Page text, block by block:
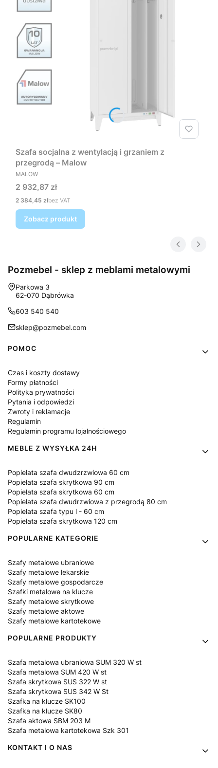
Szafa socjalna z wentylacją i grzaniem z
przegrodą – Malow
PRODUCENT
MALOW
Cena
2 932,87 zł
Cena
2 384,45 złbez VAT
Zobacz produkt
Pozmebel - sklep z meblami metalowymi
Adres:
Parkowa 3
62-070 Dąbrówka
603 540 540
sklep@pozmebel.com
Linki w stopce
POMOC
Czas i koszty dostawy
Formy płatności
Polityka prywatności
Pytania i odpowiedzi
Zwroty i reklamacje
Regulamin
Regulamin programu lojalnościowego
MEBLE Z WYSYŁKA 24H
Popielata szafa dwudzrzwiowa 60 cm
Popielata szafa skrytkowa 90 cm
Popielata szafa skrytkowa 60 cm
Popielata szafa dwudrzwiowa z przegrodą 80 cm
Popielata szafa typu l - 60 cm
Popielata szafa skrytkowa 120 cm
POPULARNE KATEGORIE
Szafy metalowe ubraniowe
Szafy metalowe lekarskie
Szafy metalowe gospodarcze
Szafki metalowe na klucze
Szafy metalowe skrytkowe
Szafy metalowe aktowe
Szafy metalowe kartotekowe
POPULARNE PRODUKTY
Szafa metalowa ubraniowa SUM 320 W st
Szafa metalowa SUM 420 W st
Szafa skrytkowa SUS 322 W st
Szafa skrytkowa SUS 342 W St
Szafka na klucze SK100
Szafka na klucze SK80
Szafa aktowa SBM 203 M
Szafa metalowa kartotekowa Szk 301
KONTAKT I O NAS